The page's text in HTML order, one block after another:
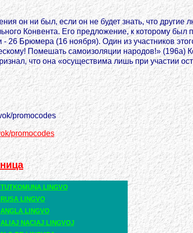
он ни был, если он не будет знать, что другие
Конвента. Его предложение, к которому был
26 Брюмера (16 ноября). Один из участников
Помешать самоизоляции народов!» (196а)
что она «осуществима лишь при участии
promocodes
promocodes
LINGVO
LINGVO
LINGVO
ALIAJ NACIAJ LINGVOJ